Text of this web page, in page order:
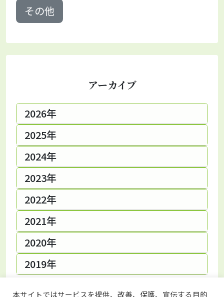
その他
アーカイブ
2026年
2025年
2024年
2023年
2022年
2021年
2020年
2019年
本サイトではサービスを提供、改善、保護、宣伝する目的